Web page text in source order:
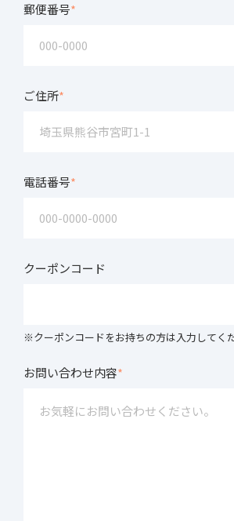
郵便番号*
ご住所*
電話番号*
クーポンコード
※クーポンコードをお持ちの方は入力してくだ
お問い合わせ内容*